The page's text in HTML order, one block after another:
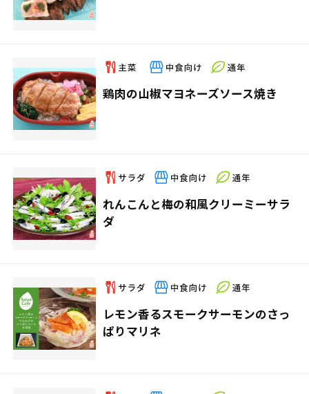
鶏肉の山椒マヨネーズソース焼き
れんこんと梅の和風クリーミーサラ
ダ
レモン香るスモークサーモンのさっ
ぱりマリネ